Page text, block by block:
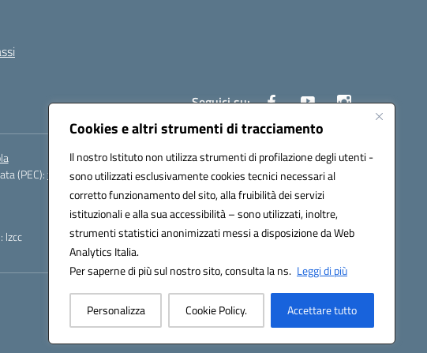
Cookies e altri strumenti di tracciamento
Il nostro Istituto non utilizza strumenti di profilazione degli utenti -
sono utilizzati esclusivamente cookies tecnici necessari al
corretto funzionamento del sito, alla fruibilità dei servizi
istituzionali e alla sua accessibilità – sono utilizzati, inoltre,
strumenti statistici anonimizzati messi a disposizione da Web
Analytics Italia.
Per saperne di più sul nostro sito, consulta la ns. Leggi di più
Personalizza Cookie Policy. Accettare tutto
Seguici su:
(PEC):fgpc180008@pec.istruzione.it
lzcc